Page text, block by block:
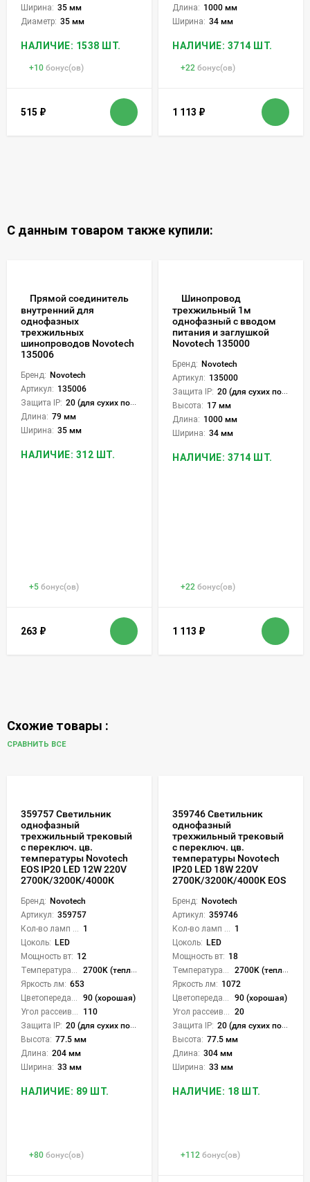
Ширина: 35 мм
Диаметр: 35 мм
НАЛИЧИЕ: 1538 ШТ.
+10 бонус(ов)
515 ₽
Длина: 1000 мм
Ширина: 34 мм
НАЛИЧИЕ: 3714 ШТ.
+22 бонус(ов)
1 113 ₽
С данным товаром также купили:
Прямой соединитель
внутренний для
однофазных
трехжильных
шинопроводов Novotech
135006
Бренд: Novotech
Артикул: 135006
Защита IP: 20 (для сухих пом.)
Длина: 79 мм
Ширина: 35 мм
НАЛИЧИЕ: 312 ШТ.
+5 бонус(ов)
263 ₽
Шинопровод
трехжильный 1м
однофазный с вводом
питания и заглушкой
Novotech 135000
Бренд: Novotech
Артикул: 135000
Защита IP: 20 (для сухих пом.)
Высота: 17 мм
Длина: 1000 мм
Ширина: 34 мм
НАЛИЧИЕ: 3714 ШТ.
+22 бонус(ов)
1 113 ₽
Схожие товары :
СРАВНИТЬ ВСЕ
359757 Светильник
однофазный
трехжильный трековый
с переключ. цв.
температуры Novotech
EOS IP20 LED 12W 220V
2700К/3200К/4000К
Бренд: Novotech
Артикул: 359757
Кол-во ламп или LED: 1
Цоколь: LED
Мощность вт: 12
Температура света:
2700K (теплый), 3200K (теплый), 4000K (нейтральный), CCT механическое переключение
Яркость лм: 653
Цветопередача (CRI):
90 (хорошая)
Угол рассеивания света °:
110
Защита IP: 20 (для сухих пом.)
Высота: 77.5 мм
Длина: 204 мм
Ширина: 33 мм
НАЛИЧИЕ: 89 ШТ.
+80 бонус(ов)
359746 Светильник
однофазный
трехжильный трековый
с переключ. цв.
температуры Novotech
IP20 LED 18W 220V
2700К/3200К/4000К EOS
Бренд: Novotech
Артикул: 359746
Кол-во ламп или LED: 1
Цоколь: LED
Мощность вт: 18
Температура света:
2700K (теплый), 3200K (теплый), 4000K (нейтральный), CCT механическое переключение
Яркость лм: 1072
Цветопередача (CRI):
90 (хорошая)
Угол рассеивания света °: 20
Защита IP: 20 (для сухих пом.)
Высота: 77.5 мм
Длина: 304 мм
Ширина: 33 мм
НАЛИЧИЕ: 18 ШТ.
+112 бонус(ов)